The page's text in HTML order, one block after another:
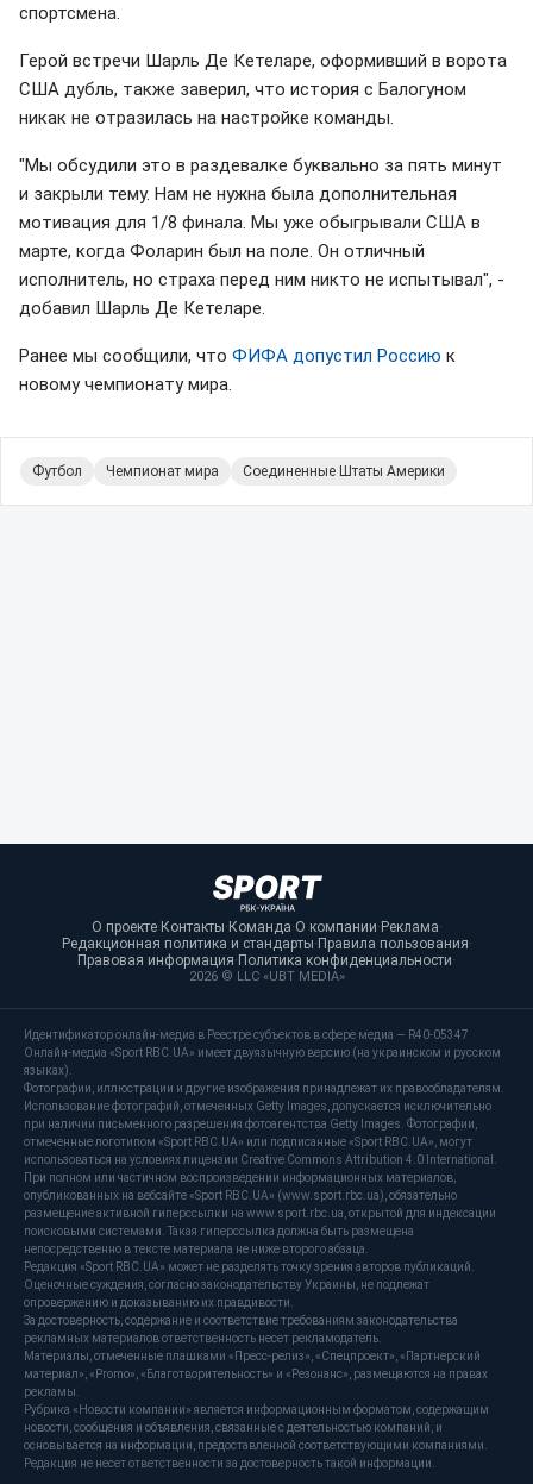
спортсмена.
Герой встречи Шарль Де Кетеларе, оформивший в ворота
США дубль, также заверил, что история с Балогуном
никак не отразилась на настройке команды.
"Мы обсудили это в раздевалке буквально за пять минут
и закрыли тему. Нам не нужна была дополнительная
мотивация для 1/8 финала. Мы уже обыгрывали США в
марте, когда Фоларин был на поле. Он отличный
исполнитель, но страха перед ним никто не испытывал", -
добавил Шарль Де Кетеларе.
Ранее мы сообщили, что ФИФА допустил Россию к
новому чемпионату мира.
Футбол Чемпионат мира Соединенные Штаты Америки
О проекте·Контакты·Команда·О компании·Реклама·
Редакционная политика и стандарты·Правила пользования·
Правовая информация·Политика конфиденциальности·
2026 © LLC «UBT MEDIA»
Идентификатор онлайн-медиа в Реестре субъектов в сфере медиа — R40-05347
Онлайн-медиа «Sport RBC.UA» имеет двуязычную версию (на украинском и русском
языках).
Фотографии, иллюстрации и другие изображения принадлежат их правообладателям.
Использование фотографий, отмеченных Getty Images, допускается исключительно
при наличии письменного разрешения фотоагентства Getty Images. Фотографии,
отмеченные логотипом «Sport RBC.UA» или подписанные «Sport RBC.UA», могут
использоваться на условиях лицензии Creative Commons Attribution 4.0 International.
При полном или частичном воспроизведении информационных материалов,
опубликованных на вебсайте «Sport RBC.UA» (www.sport.rbc.ua), обязательно
размещение активной гиперссылки на www.sport.rbc.ua, открытой для индексации
поисковыми системами. Такая гиперссылка должна быть размещена
непосредственно в тексте материала не ниже второго абзаца.
Редакция «Sport RBC.UA» может не разделять точку зрения авторов публикаций.
Оценочные суждения, согласно законодательству Украины, не подлежат
опровержению и доказыванию их правдивости.
За достоверность, содержание и соответствие требованиям законодательства
рекламных материалов ответственность несет рекламодатель.
Материалы, отмеченные плашками «Пресс-релиз», «Спецпроект», «Партнерский
материал», «Promo», «Благотворительность» и «Резонанс», размещаются на правах
рекламы.
Рубрика «Новости компании» является информационным форматом, содержащим
новости, сообщения и объявления, связанные с деятельностью компаний, и
основывается на информации, предоставленной соответствующими компаниями.
Редакция не несет ответственности за достоверность такой информации.